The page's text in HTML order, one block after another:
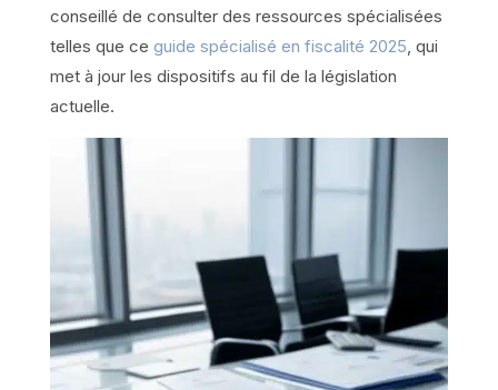
conseillé de consulter des ressources spécialisées
telles que ce guide spécialisé en fiscalité 2025, qui
met à jour les dispositifs au fil de la législation
actuelle.